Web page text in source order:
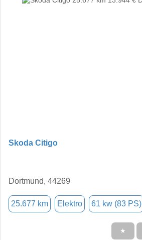
Skoda Citigo
Dortmund, 44269
25.677 km Elektro 61 kw (83 PS)
★